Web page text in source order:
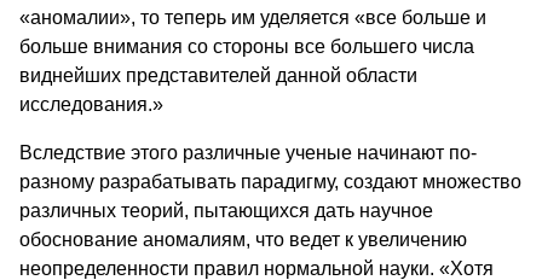
«аномалии», то теперь им уделяется «все больше и
больше внимания со стороны все боль­шего числа
виднейших представителей данной области
исследования.»
Вследствие этого различные ученые начинают по-
разному разрабаты­вать парадигму, создают множество
различных теорий, пытающихся дать научное
обоснование аномалиям, что ведет к увеличению
неопределенности правил нормальной науки. «Хотя